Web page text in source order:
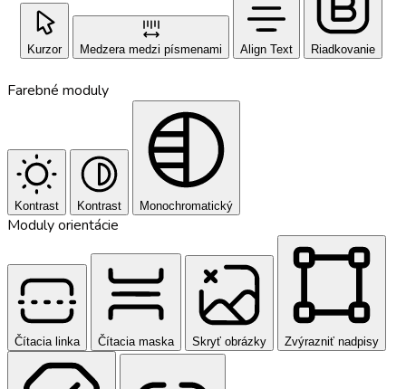
Kurzor Medzera medzi písmenami Align Text Riadkovanie
Farebné moduly
Kontrast Kontrast Monochromatický
Moduly orientácie
Čítacia linka Čítacia maska Skryť obrázky Zvýrazniť nadpisy